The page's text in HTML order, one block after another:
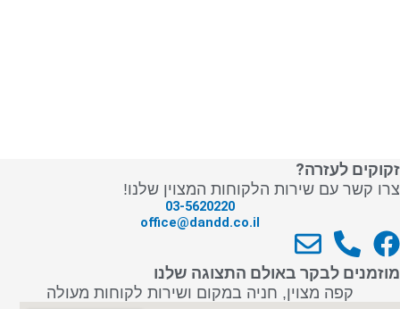
זקוקים לעזרה?
צרו קשר עם שירות הלקוחות המצוין שלנו!
03-5620220
office@dandd.co.il
F
a
P
h
o
E
n
v
מוזמנים לבקר באולם התצוגה שלנו
קפה מצוין, חניה במקום ושירות לקוחות מעולה